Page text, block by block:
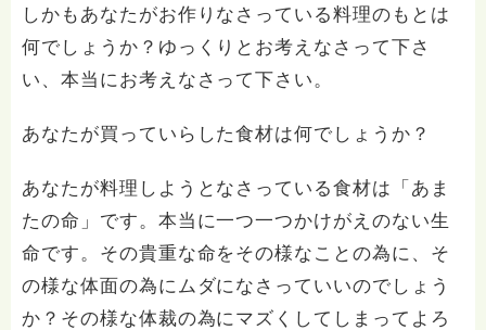
しかもあなたがお作りなさっている料理のもとは
何でしょうか？ゆっくりとお考えなさって下さ
い、本当にお考えなさって下さい。
あなたが買っていらした食材は何でしょうか？
あなたが料理しようとなさっている食材は「あま
たの命」です。本当に一つ一つかけがえのない生
命です。その貴重な命をその様なことの為に、そ
の様な体面の為にムダになさっていいのでしょう
か？その様な体裁の為にマズくしてしまってよろ